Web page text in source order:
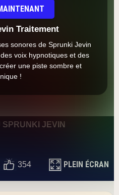
Traitement
sonores de Sprunki Jevin
voix hypnotiques et des
une piste sombre et
!
JEVIN
354 PLEIN ÉCRAN